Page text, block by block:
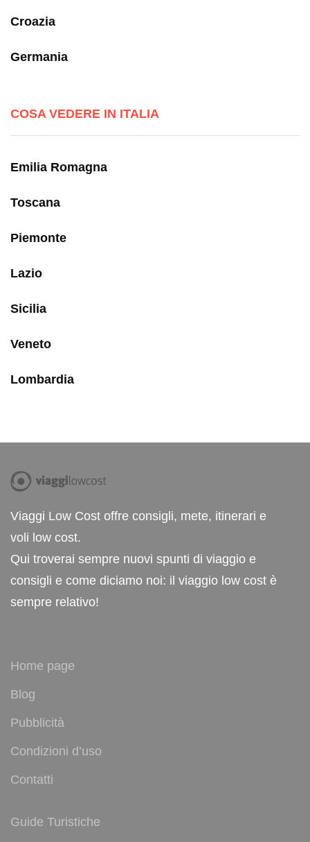
Croazia
Germania
COSA VEDERE IN ITALIA
Emilia Romagna
Toscana
Piemonte
Lazio
Sicilia
Veneto
Lombardia
Viaggi Low Cost offre consigli, mete, itinerari e
voli low cost.
Qui troverai sempre nuovi spunti di viaggio e
consigli e come diciamo noi: il viaggio low cost è
sempre relativo!
Home page
Blog
Pubblicità
Condizioni d’uso
Contatti
Guide Turistiche